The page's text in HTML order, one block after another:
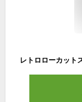
レトロローカット